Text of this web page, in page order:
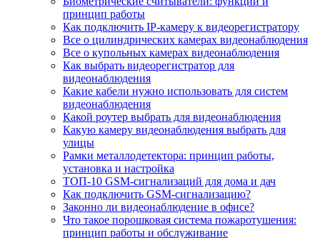
принцип работы
Как подключить IP-камеру к видеорегистратору
Все о цилиндрических камерах видеонаблюдения
Все о купольных камерах видеонаблюдения
Как выбрать видеорегистратор для
видеонаблюдения
Какие кабели нужно использовать для систем
видеонаблюдения
Какой роутер выбрать для видеонаблюдения
Какую камеру видеонаблюдения выбрать для
улицы
Рамки металлодетектора: принцип работы,
установка и настройка
ТОП-10 GSM-сигнализаций для дома и дач
Как подключить GSM-сигнализацию?
Законно ли видеонаблюдение в офисе?
Что такое порошковая система пожаротушения:
принцип работы и обслуживание